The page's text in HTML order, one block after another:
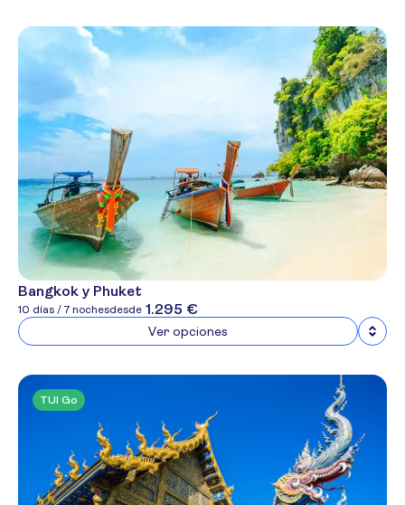
Bangkok y Phuket
10 días / 7 nochesdesde 1.295 €
Ver opciones
TUI Go